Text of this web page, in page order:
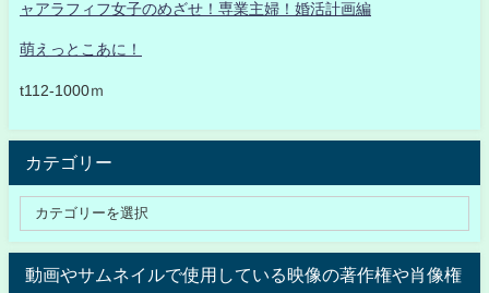
ャアラフィフ女子のめざせ！専業主婦！婚活計画編
萌えっとこあに！
t112-1000ｍ
カテゴリー
動画やサムネイルで使用している映像の著作権や肖像権